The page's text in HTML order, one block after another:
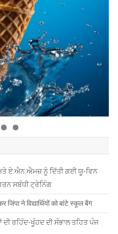
ਏ.ਐਨ.ਐਮਜ਼ ਨੂੰ ਦਿੱਤੀ ਗਈ ਯੂ-ਵਿਨ
ਸਬੰਧੀ ਟ੍ਰੇਨਿੰਗ
ने विद्यार्थियों को बांटे स्कूल बैग
ਰਹਿੰਦ-ਖੂੰਹਦ ਦੀ ਸੰਭਾਲ ਤਹਿਤ ਪੰਜ